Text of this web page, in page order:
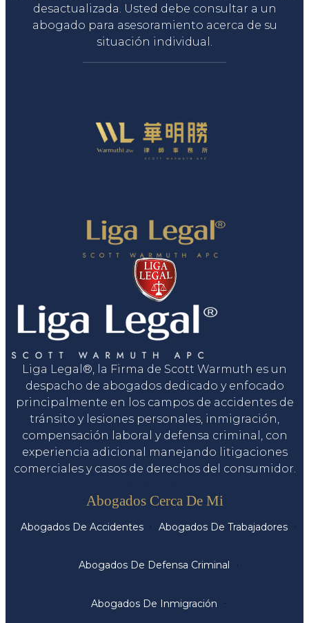
desactualizada. Usted debe consultar a un
abogado para asesoramiento acerca de su
situación individual.
Liga Legal®, la Firma de Scott Warmuth es un
despacho de abogados dedicado y enfocado
principalmente en los campos de accidentes de
tránsito y lesiones personales, inmigración,
compensación laboral y defensa criminal, con
experiencia adicional manejando litigaciones
comerciales y casos de derechos del consumidor.
Abogados Cerca De Mi
Abogados De Accidentes Abogados De Trabajadores
Abogados De Defensa Criminal
Abogados De Inmigración